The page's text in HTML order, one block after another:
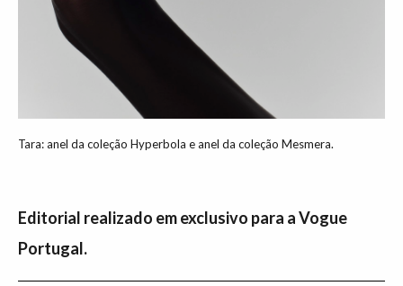
Tara: anel da coleção Hyperbola e anel da coleção Mesmera.
Editorial realizado em exclusivo para a Vogue
Portugal.